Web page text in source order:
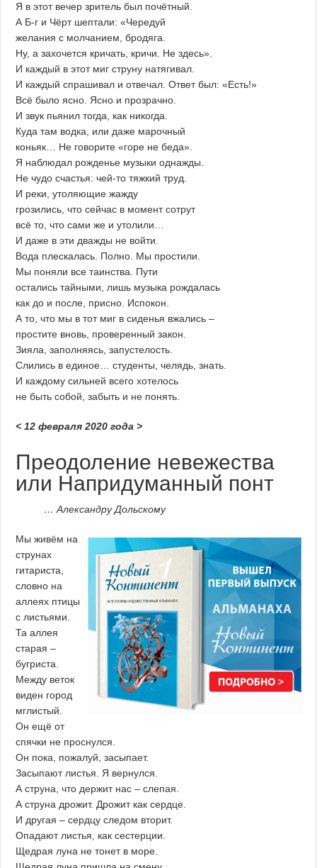
Я в этот вечер зритель был почётный.
А Б-г и Чёрт шептали: «Чередуй
желания с молчанием, бродяга.
Ну, а захочется кричать, кричи. Не здесь».
И каждый в этот миг струну натягивал.
И каждый спрашивал и отвечал. Ответ был: «Есть!»
Всё было ясно. Ясно и прозрачно.
И звук пьянил тогда, как никогда.
Куда там водка, или даже марочный
коньяк… Не говорите «горе не беда».
Я наблюдал рожденье музыки однажды.
Не чудо счастья: чей-то тяжкий труд.
И реки, утоляющие жажду
грозились, что сейчас в момент сотрут
всё то, что сами же и утолили…
И даже в эти дважды не войти.
Вода плескалась. Полно. Мы простили.
Мы поняли все таинства. Пути
остались тайными, лишь музыка рождалась
как до и после, присно. Испокон.
А то, что мы в тот миг в сиденья вжались –
простите вновь, проверенный закон.
Зияла, заполняясь, запустелость.
Слились в единое… студенты, челядь, знать.
И каждому сильней всего хотелось
не быть собой, забыть и не понять.
< 12 февраля 2020 года >
Преодоление невежества
или Напридуманный понт
… Александру Дольскому
Мы живём на
струнах
гитариста,
словно на
аллеях птицы
с листьями.
Та аллея
старая –
бугриста.
Между веток
виден город
мглистый.
Он ещё от
спячки не проснулся.
Он пока, пожалуй, засыпает.
Засыпают листья. Я вернулся.
А струна, что держит нас – слепая.
А струна дрожит. Дрожит как сердце.
И другая – сердцу следом вторит.
Опадают листья, как сестерции.
Щедрая луна не тонет в море.